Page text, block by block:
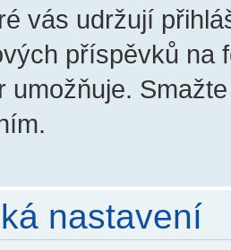
vás udržují
příspěvků na
umožňuje.
nastavení